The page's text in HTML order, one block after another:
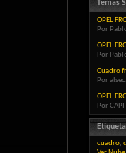
Temas
OPEL
Por
OPEL
Por
Cuadro
Por
OPEL
Por
cuadro,